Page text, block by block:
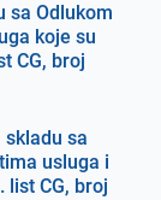
sa Odlukom
koje su
CG, broj
sa
usluga i
CG, broj